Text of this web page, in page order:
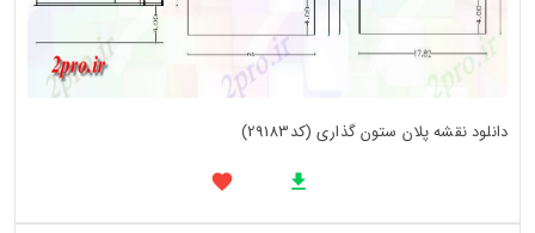
دانلود نقشه پلان ستون گذاری (کد29183)